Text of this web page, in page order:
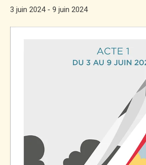
3 juin 2024- 9 juin 2024